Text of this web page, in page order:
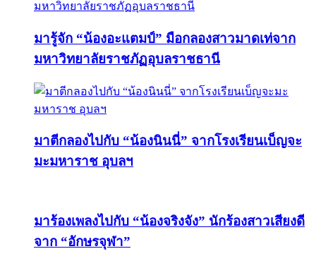
มารู้จัก “น้องอะแตมป์” มือกลองสาวมาดเท่จาก
มหาวิทยาลัยราชภัฏอุบลราชธานี
มาตีกลองไปกับ “น้องนินนี่” จากโรงเรียนเบ็ญจะ
มะมหาราช อุบลฯ
มาร้องเพลงไปกับ “น้องจริงจัง” นักร้องสาวเสียงดี
จาก “อักษรจุฬา”